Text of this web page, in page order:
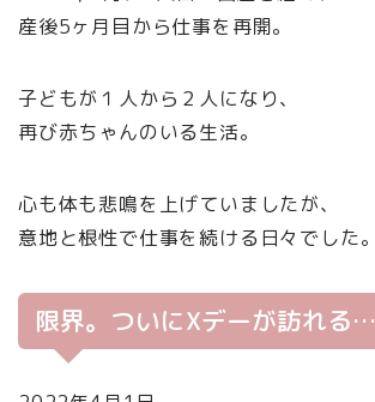
産後5ヶ月目から仕事を再開。
子どもが１人から２人になり、
再び赤ちゃんのいる生活。
心も体も悲鳴を上げていましたが、
意地と根性で仕事を続ける日々でした。
限界。ついにXデーが訪れる…